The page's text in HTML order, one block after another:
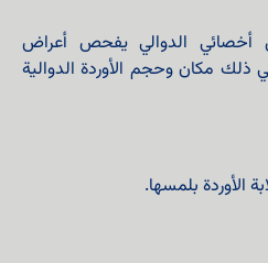
أخصائي الدوالي يفحص أعراض
ذلك مكان وحجم الأوردة الدوالية
الأوردة بلمسها.